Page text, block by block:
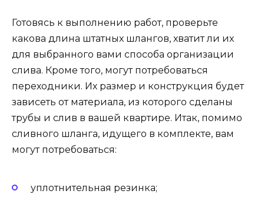
Готовясь к выполнению работ, проверьте
какова длина штатных шлангов, хватит ли их
для выбранного вами способа организации
слива. Кроме того, могут потребоваться
переходники. Их размер и конструкция будет
зависеть от материала, из которого сделаны
трубы и слив в вашей квартире. Итак, помимо
сливного шланга, идущего в комплекте, вам
могут потребоваться:
уплотнительная резинка;